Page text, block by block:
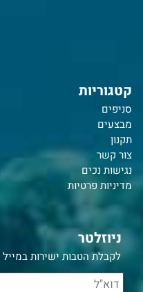
קטגוריות
סניפים
מבצעים
תקנון
צור קשר
נגישות נכים
מדיניות פרטיות
ניוזלטר
לקבלת הטבות ישירות במייל